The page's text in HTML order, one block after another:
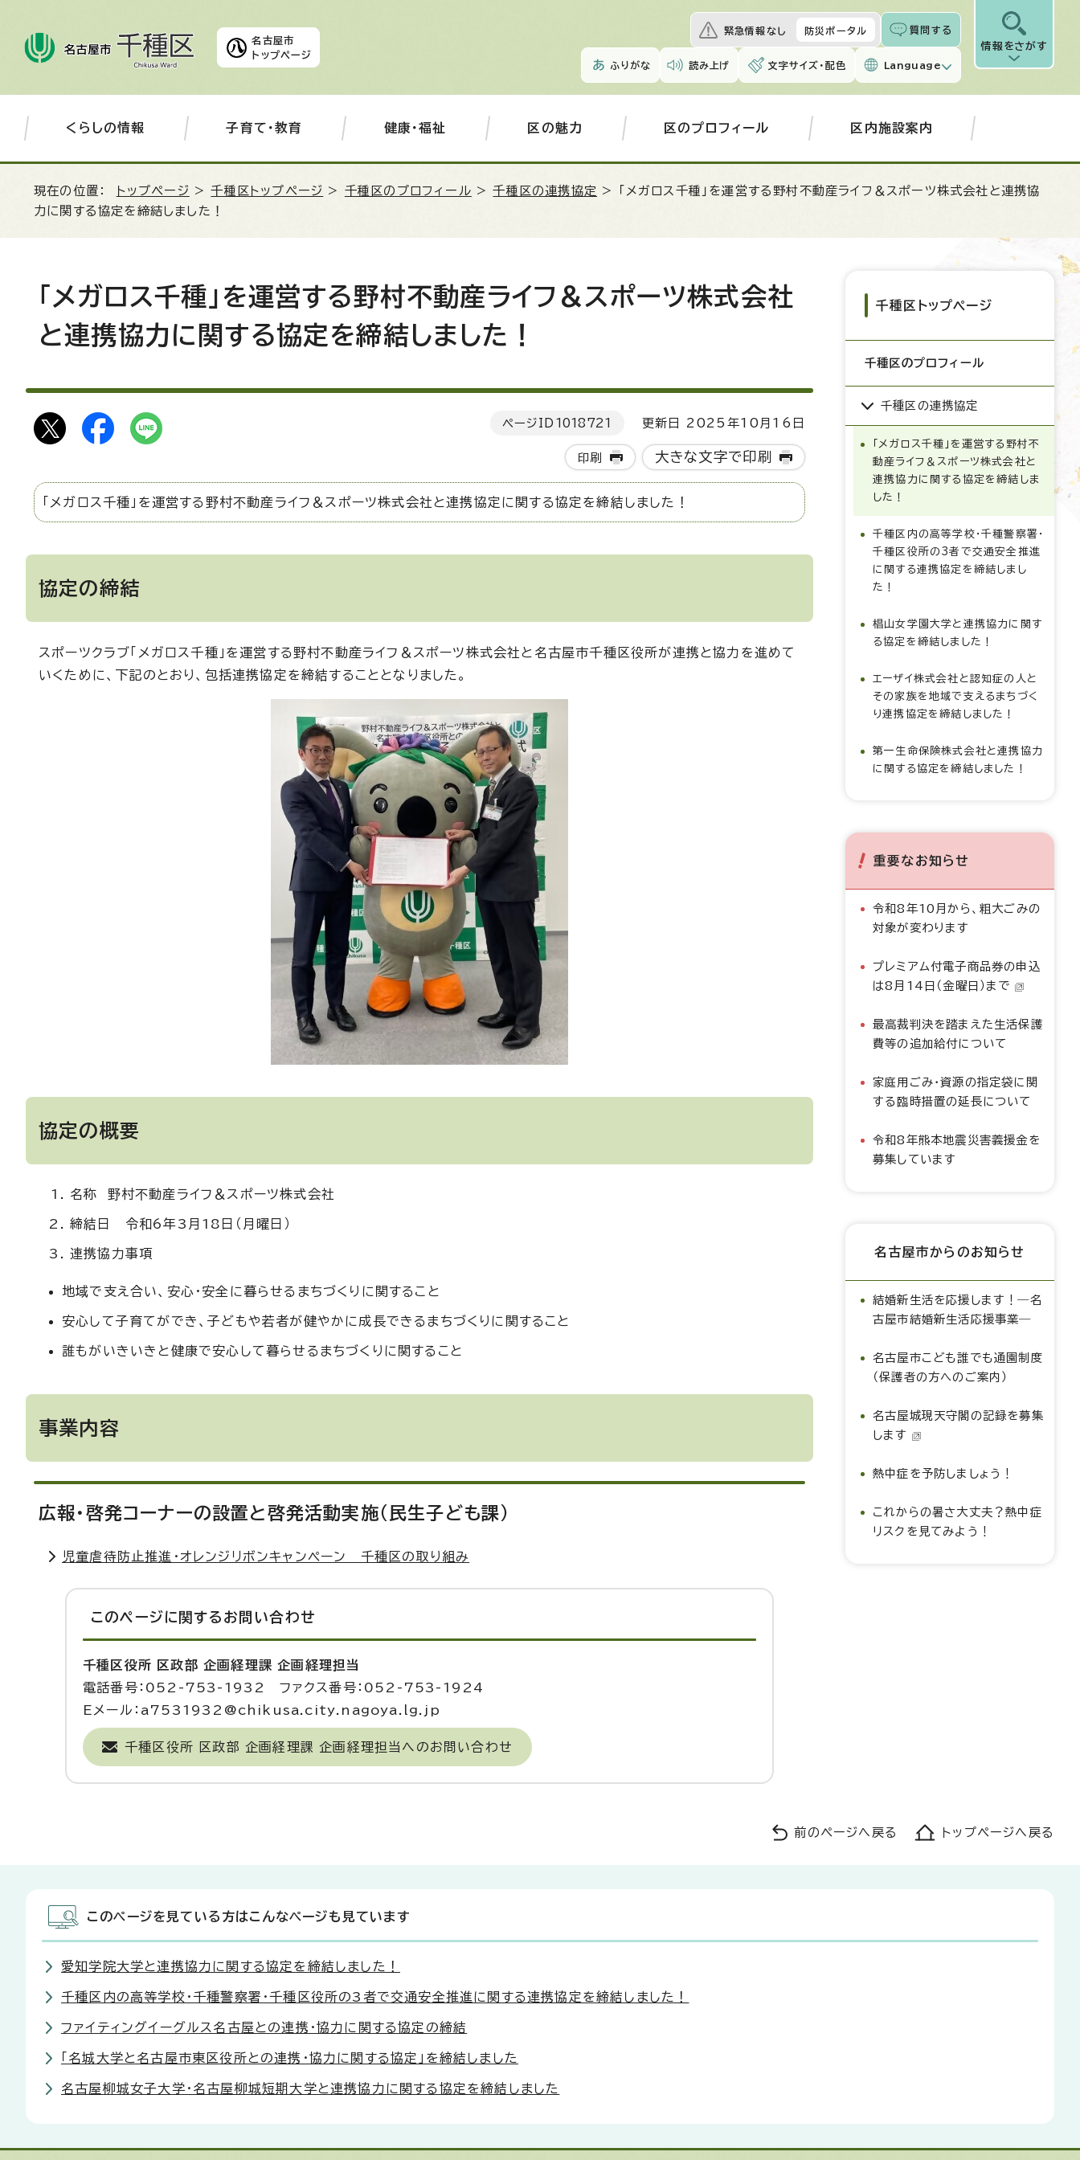
名古屋市
トップページ
緊急情報なし 防災ポータル 質問する
ふりがな 読み上げ 文字サイズ・配色 Language
情報をさがす
くらしの情報 子育て・教育 健康・福祉 区の魅力 区のプロフィール 区内施設案内
現在の位置： トップページ >千種区トップページ > 千種区のプロフィール >千種区の連携協定 > 「メガロス千種」を運営する野村不動産ライフ＆スポーツ株式会社と連携協
力に関する協定を締結しました！
「メガロス千種」を運営する野村不動産ライフ＆スポーツ株式会社
と連携協力に関する協定を締結しました！
ページID 1018721 更新日 2025年10月16日
印刷 大きな文字で印刷
「メガロス千種」を運営する野村不動産ライフ＆スポーツ株式会社と連携協定に関する協定を締結しました！
協定の締結
スポーツクラブ「メガロス千種」を運営する野村不動産ライフ＆スポーツ株式会社と名古屋市千種区役所が連携と協力を進めて
いくために、下記のとおり、包括連携協定を締結することとなりました。
協定の概要
名称 野村不動産ライフ＆スポーツ株式会社
締結日 令和6年3月18日（月曜日）
連携協力事項
地域で支え合い、安心・安全に暮らせるまちづくりに関すること
安心して子育てができ、子どもや若者が健やかに成長できるまちづくりに関すること
誰もがいきいきと健康で安心して暮らせるまちづくりに関すること
事業内容
広報・啓発コーナーの設置と啓発活動実施（民生子ども課）
児童虐待防止推進・オレンジリボンキャンペーン 千種区の取り組み
このページに関する お問い合わせ
千種区役所 区政部 企画経理課 企画経理担当
電話番号：052-753-1932 ファクス番号：052-753-1924
Eメール：a7531932@chikusa.city.nagoya.lg.jp
千種区役所 区政部 企画経理課 企画経理担当へのお問い合わせ
千種区トップページ
千種区のプロフィール
千種区の連携協定
「メガロス千種」を運営する野村不
動産ライフ＆スポーツ株式会社と
連携協力に関する協定を締結しま
した！
千種区内の高等学校・千種警察署・
千種区役所の3者で交通安全推進
に関する連携協定を締結しまし
た！
椙山女学園大学と連携協力に関す
る協定を締結しました！
エーザイ株式会社と認知症の人と
その家族を地域で支えるまちづく
り連携協定を締結しました！
第一生命保険株式会社と連携協力
に関する協定を締結しました！
重要なお知らせ
令和8年10月から、粗大ごみの
対象が変わります
プレミアム付電子商品券の申込
は8月14日（金曜日）まで
最高裁判決を踏まえた生活保護
費等の追加給付について
家庭用ごみ・資源の指定袋に関
する臨時措置の延長について
令和8年熊本地震災害義援金を
募集しています
名古屋市からのお知らせ
結婚新生活を応援します！―名
古屋市結婚新生活応援事業―
名古屋市こども誰でも通園制度
（保護者の方へのご案内）
名古屋城現天守閣の記録を募集
します
熱中症を予防しましょう！
これからの暑さ大丈夫？熱中症
リスクを見てみよう！
前のページへ戻る トップページへ戻る
このページを見ている方はこんなページも見ています
愛知学院大学と連携協力に関する協定を締結しました！
千種区内の高等学校・千種警察署・千種区役所の3者で交通安全推進に関する連携協定を締結しました！
ファイティングイーグルス名古屋との連携・協力に関する協定の締結
「名城大学と名古屋市東区役所との連携・協力に関する協定」を締結しました
名古屋柳城女子大学・名古屋柳城短期大学と連携協力に関する協定を締結しました